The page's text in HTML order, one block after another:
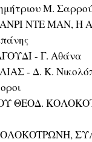
Μ.
ΝΤΕ ΜΑΝ, Η
- Γ. Αθάνα
- Δ. Κ.
ΘΕΟΔ.